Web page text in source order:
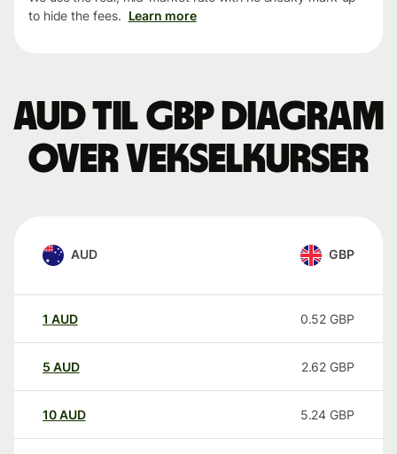
to hide the fees. Learn more
AUD til GBP Diagram
over vekselkurser
AUD GBP
1 AUD 0.52 GBP
5 AUD 2.62 GBP
10AUD 5.24 GBP